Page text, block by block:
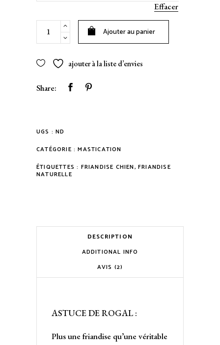
Effacer
Fromage
quantity
Ajouter au panier
ajouter à la liste d’envies
Share:
UGS :ND
CATÉGORIE :MASTICATION
ÉTIQUETTES : FRIANDISE CHIEN,FRIANDISE
NATURELLE
DESCRIPTION
ADDITIONAL INFO
AVIS (2)
ASTUCE DE ROGAL :
Plus une friandise qu’une véritable